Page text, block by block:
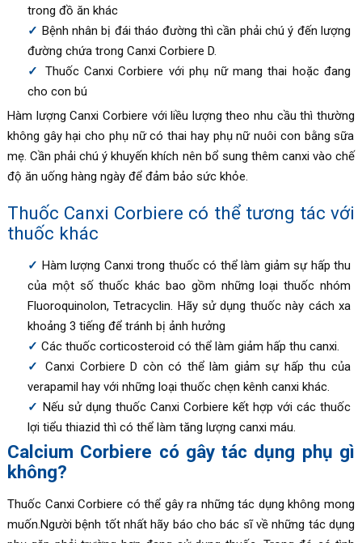
trong đồ ăn khác
Bệnh nhân bị đái tháo đường thì cần phải chú ý đến lượng
đường chứa trong Canxi Corbiere D.
ThuốcCanxi Corbiere với phụ nữ mang thai hoặc đang
cho con bú
Hàm lượngCanxi Corbiere với liều lượng theo nhu cầu thì thường
không gây hại cho phụ nữ có thai hay phụ nữ nuôi con bằng sữa
mẹ. Cần phải chú ý khuyến khích nên bổ sung thêm canxi vào chế
độ ăn uống hàng ngày để đảm bảo sức khỏe.
Thuốc Canxi Corbiere có thể tương tác với
thuốc khác
Hàm lượng Canxi trong thuốc có thể làm giảm sự hấp thu
của một số thuốc khác bao gồm những loại thuốc nhóm
Fluoroquinolon, Tetracyclin. Hãy sử dụng thuốc này cách xa
khoảng 3 tiếng để tránh bị ảnh hưởng
Các thuốc corticosteroid có thể làm giảm hấp thu canxi.
Canxi Corbiere D còn có thể làm giảm sự hấp thu của
verapamil hay với những loại thuốc chẹn kênh canxi khác.
Nếu sử dụng thuốc Canxi Corbiere kết hợp với các thuốc
lợi tiểu thiazid thì có thể làm tăng lượng canxi máu.
Calcium Corbiere có gây tác dụng phụ gì
không?
Thuốc Canxi Corbiere có thể gây ra nhữngtác dụng không mong
muốn.Người bệnh tốt nhất hãy báo cho bác sĩ về những tác dụng